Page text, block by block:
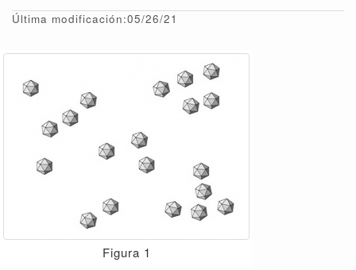
Última modificación:05/26/21
Figura 1